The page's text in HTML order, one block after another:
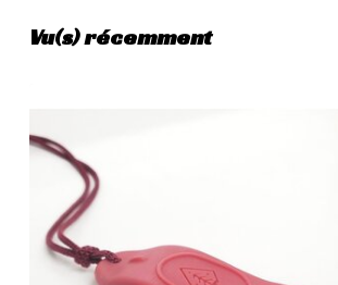
Vu(s) récemment